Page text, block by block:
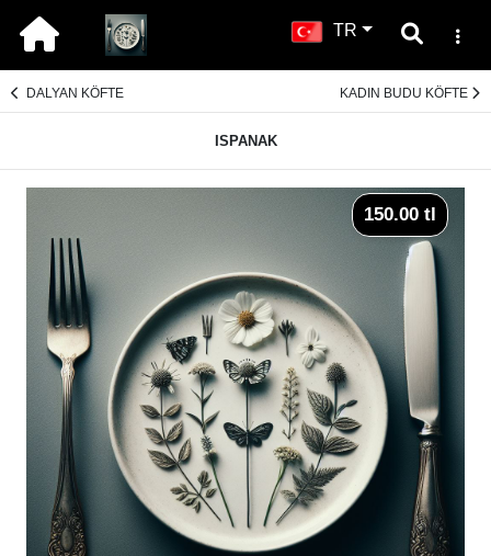
TR
DALYAN KÖFTE KADIN BUDU KÖFTE
ISPANAK
150.00 tl